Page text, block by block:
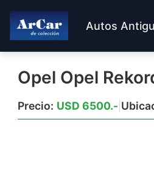
Autos
Opel Opel
Precio: USD 6500.-